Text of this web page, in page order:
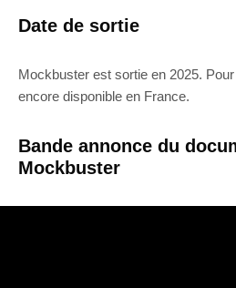
Date de sortie
Mockbuster est sortie en 2025. Pour
encore disponible en France.
Bande annonce du
Mockbuster